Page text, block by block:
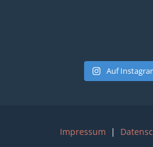
Auf
Impressum |